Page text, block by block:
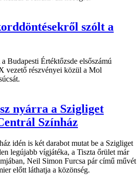
szólt a
Budapesti Értéktőzsde elsőszámú
vezető részvényei közül a Mol
nyárra a Szigliget
Színház
idén is két darabot mutat be a Szigliget
legújabb vígjátéka, a Tiszta őrület már
Neil Simon Furcsa pár című művét
előtt láthatja a közönség.